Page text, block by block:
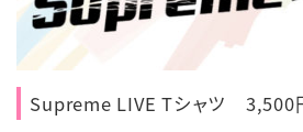
Supreme LIVE Tシャツ 3,500